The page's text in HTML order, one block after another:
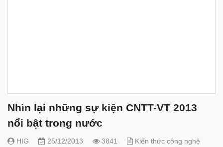
Nhìn lại những sự kiện CNTT-VT 2013
nổi bật trong nước
HIG 25/12/2013 3841 Kiến thức công nghệ